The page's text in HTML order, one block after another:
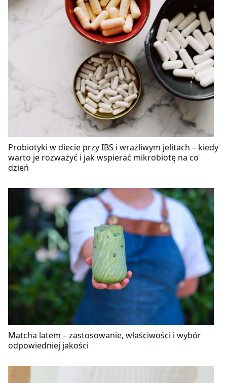
Probiotyki w diecie przy IBS i wrażliwym jelitach – kiedy
warto je rozważyć i jak wspierać mikrobiotę na co
dzień
Matcha latem – zastosowanie, właściwości i wybór
odpowiedniej jakości